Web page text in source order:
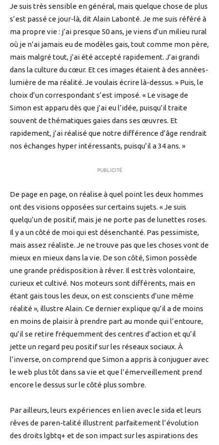
Je suis très sensible en général, mais quelque chose de plus
s’est passé ce jour-là, dit Alain Labonté. Je me suis référé à
ma propre vie : j’ai presque 50 ans, je viens d’un milieu rural
où je n’ai jamais eu de modèles gais, tout comme mon père,
mais malgré tout, j’ai été accepté rapidement. J’ai grandi
dans la culture du cœur. Et ces images étaient à des années-
lumière de ma réalité. Je voulais écrire là-dessus. » Puis, le
choix d’un correspondant s’est imposé. « Le visage de
Simon est apparu dès que j’ai eu l’idée, puisqu’il traite
souvent de thématiques gaies dans ses œuvres. Et
rapidement, j’ai réalisé que notre différence d’âge rendrait
nos échanges hyper intéressants, puisqu’il a 34 ans. »
PUBLICITÉ
De page en page, on réalise à quel point les deux hommes
ont des visions opposées sur certains sujets. « Je suis
quelqu’un de positif, mais je ne porte pas de lunettes roses.
Il y a un côté de moi qui est désenchanté. Pas pessimiste,
mais assez réaliste. Je ne trouve pas que les choses vont de
mieux en mieux dans la vie. De son côté, Simon possède
une grande prédisposition à rêver. Il est très volontaire,
curieux et cultivé. Nos moteurs sont différents, mais en
étant gais tous les deux, on est conscients d’une même
réalité », illustre Alain. Ce dernier explique qu’il a de moins
en moins de plaisir à prendre part au monde qui l’entoure,
qu’il se retire fréquemment des centres d’action et qu’il
jette un regard peu positif sur les réseaux sociaux. À
l’inverse, on comprend que Simon a appris à conjuguer avec
le web plus tôt dans sa vie et que l’émerveillement prend
encore le dessus sur le côté plus sombre.
Par ailleurs, leurs expériences en lien avec le sida et leurs
rêves de paren-talité illustrent parfaitement l’évolution
des droits lgbtq+ et de son impact sur les aspirations des